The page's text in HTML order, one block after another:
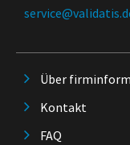
Über firminform
Kontakt
FAQ